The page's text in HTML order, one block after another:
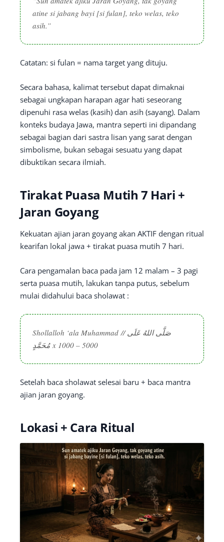
atine si jabang bayi [si fulan], teko welas, teko
asih.”
Catatan: si fulan = nama target yang dituju.
Secara bahasa, kalimat tersebut dapat dimaknai
sebagai ungkapan harapan agar hati seseorang
dipenuhi rasa welas (kasih) dan asih (sayang). Dalam
konteks budaya Jawa, mantra seperti ini dipandang
sebagai bagian dari sastra lisan yang sarat dengan
simbolisme, bukan sebagai sesuatu yang dapat
dibuktikan secara ilmiah.
Tirakat Puasa Mutih 7 Hari +
Jaran Goyang
Kekuatan ajian jaran goyang akan AKTIF dengan ritual
kearifan lokal jawa + tirakat puasa mutih 7 hari.
Cara pengamalan baca pada jam 12 malam – 3 pagi
serta puasa mutih, lakukan tanpa putus, sebelum
mulai didahului baca sholawat :
Shollalloh ‘ala Muhammad // صَلَّى اللهُ عَلَى
مُحَمَّدٍ x 1000 – 5000
Setelah baca sholawat selesai baru + baca mantra
ajian jaran goyang.
Lokasi + Cara Ritual